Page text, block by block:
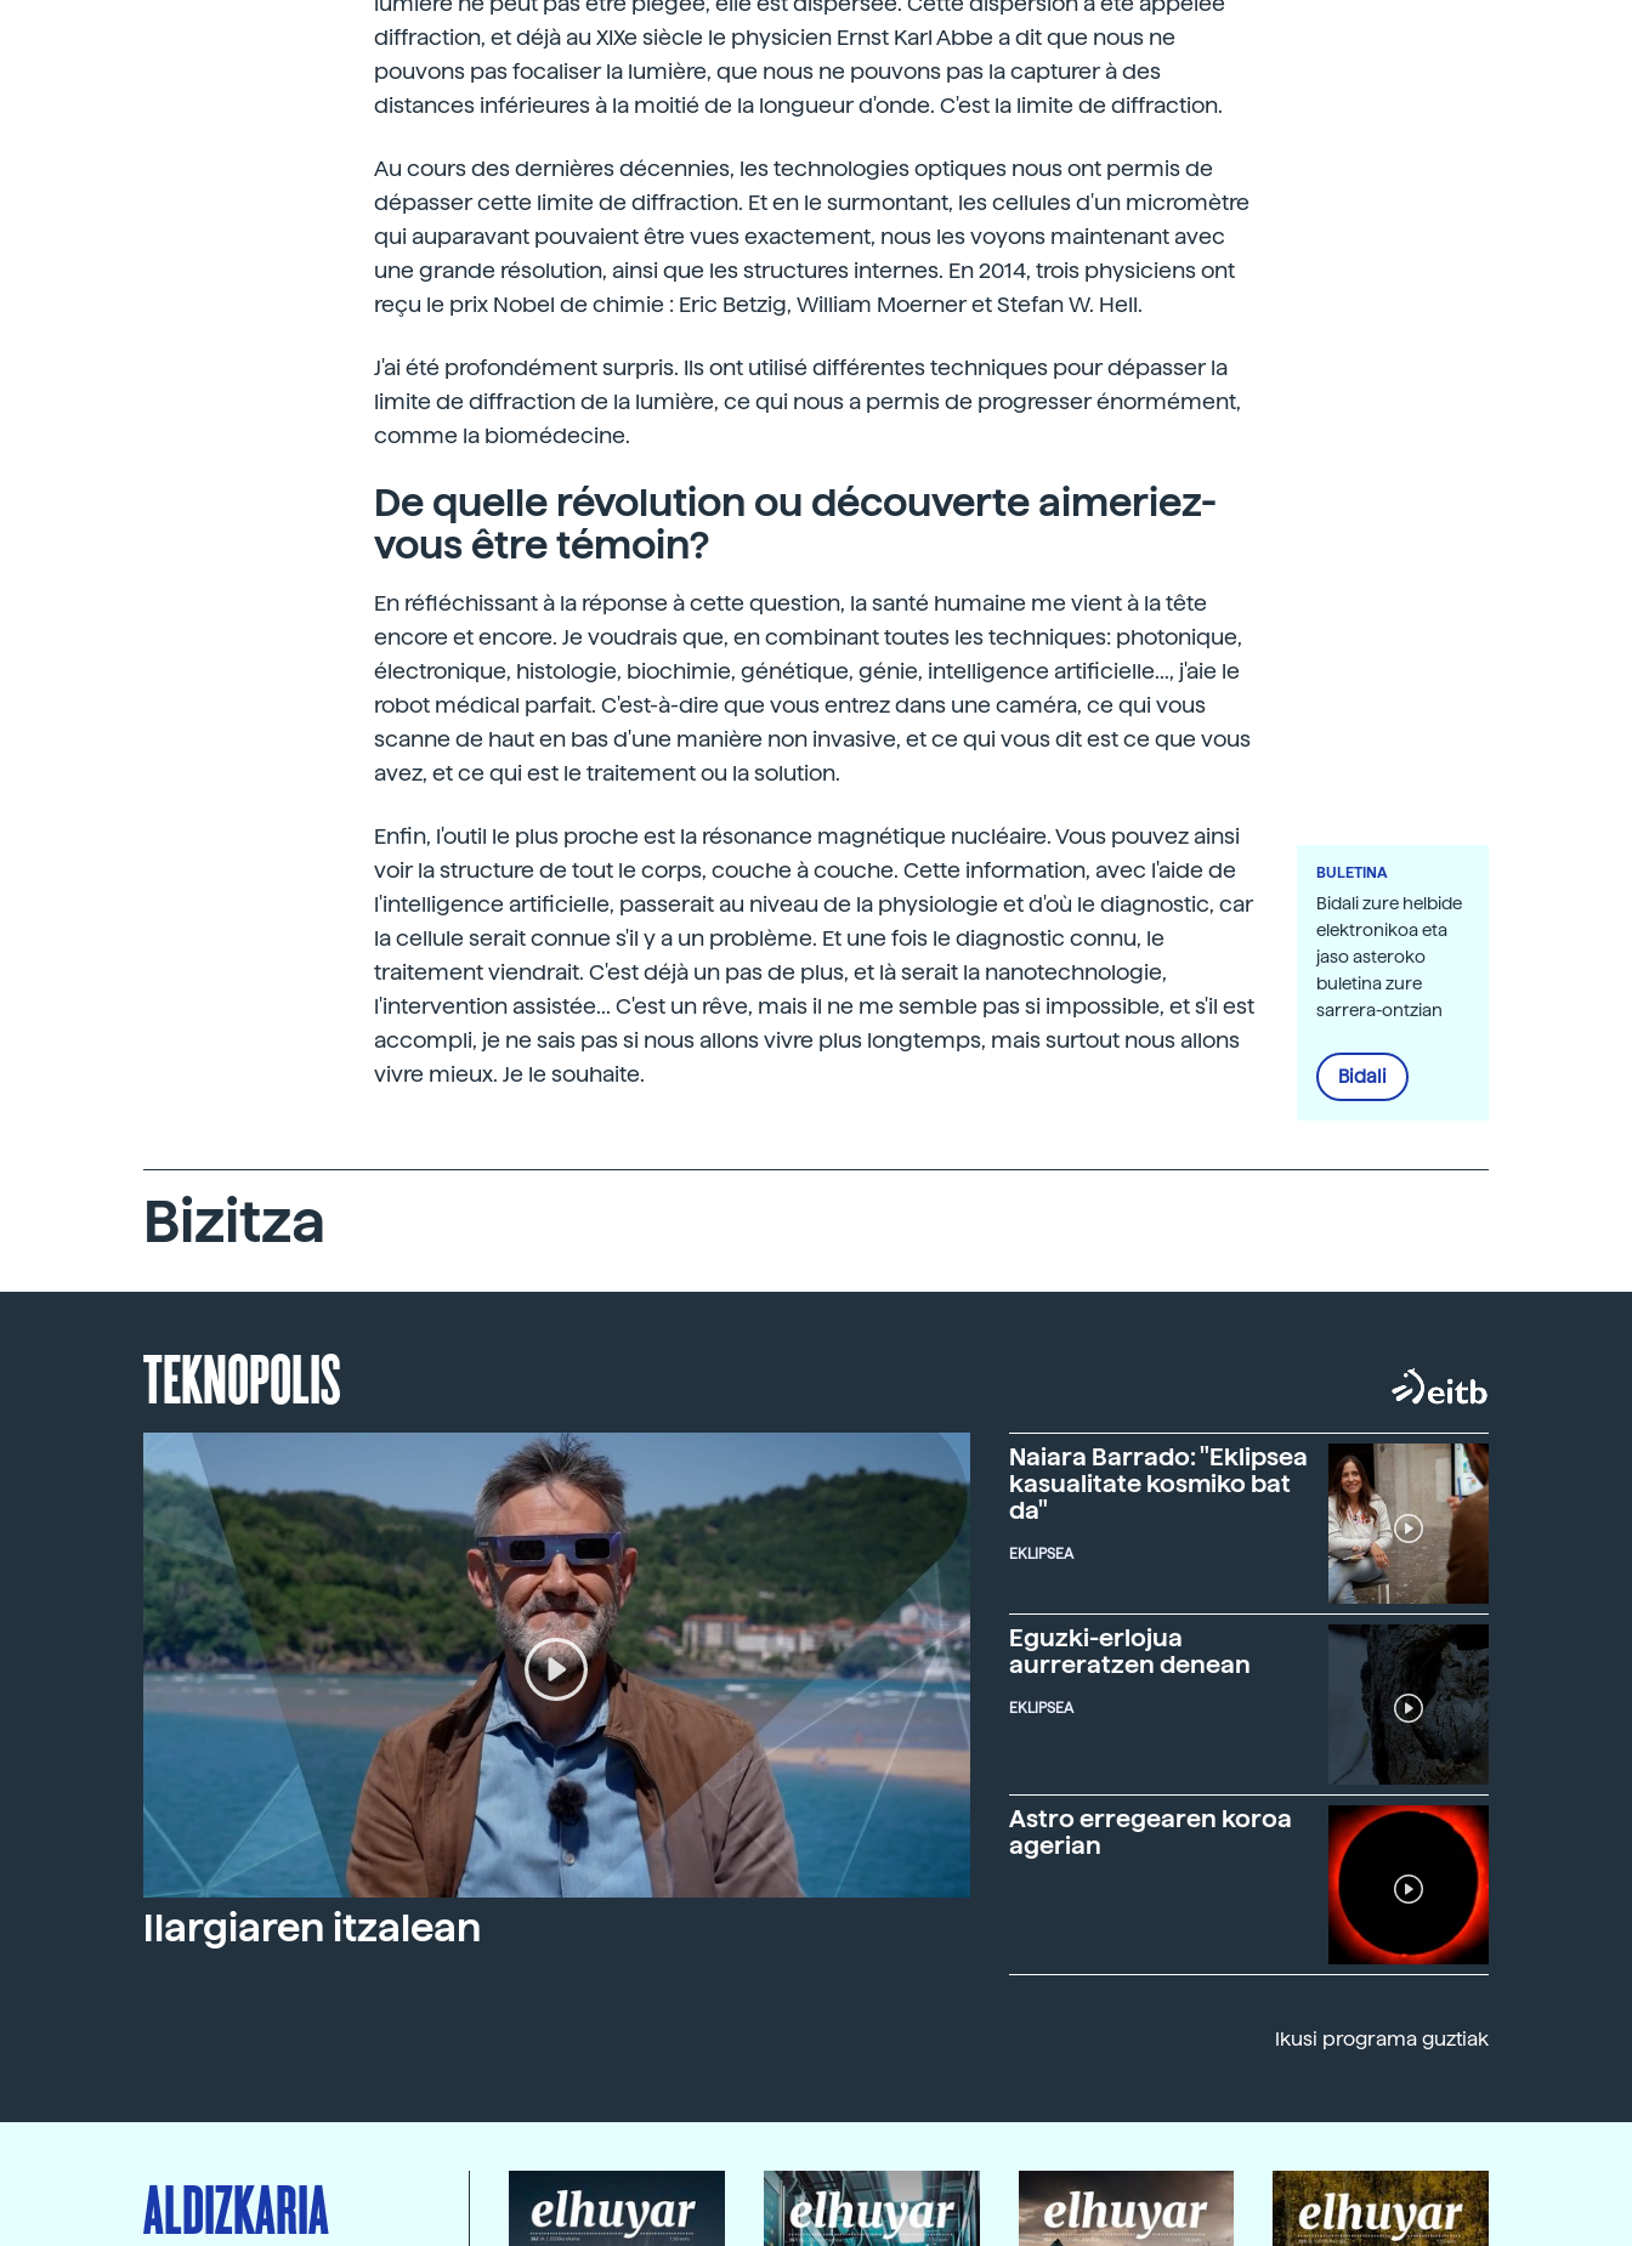
diffraction, et déjà au XIXe siècle le physicien Ernst Karl Abbe a dit que nous ne
pouvons pas focaliser la lumière, que nous ne pouvons pas la capturer à des
distances inférieures à la moitié de la longueur d'onde. C'est la limite de diffraction.
Au cours des dernières décennies, les technologies optiques nous ont permis de
dépasser cette limite de diffraction. Et en le surmontant, les cellules d'un micromètre
qui auparavant pouvaient être vues exactement, nous les voyons maintenant avec
une grande résolution, ainsi que les structures internes. En 2014, trois physiciens ont
reçu le prix Nobel de chimie : Eric Betzig, William Moerner et Stefan W. Hell.
J'ai été profondément surpris. Ils ont utilisé différentes techniques pour dépasser la
limite de diffraction de la lumière, ce qui nous a permis de progresser énormément,
comme la biomédecine.
De quelle révolution ou découverte aimeriez-
vous être témoin?
En réfléchissant à la réponse à cette question, la santé humaine me vient à la tête
encore et encore. Je voudrais que, en combinant toutes les techniques: photonique,
électronique, histologie, biochimie, génétique, génie, intelligence artificielle..., j'aie le
robot médical parfait. C'est-à-dire que vous entrez dans une caméra, ce qui vous
scanne de haut en bas d'une manière non invasive, et ce qui vous dit est ce que vous
avez, et ce qui est le traitement ou la solution.
Enfin, l'outil le plus proche est la résonance magnétique nucléaire. Vous pouvez ainsi
voir la structure de tout le corps, couche à couche. Cette information, avec l'aide de
l'intelligence artificielle, passerait au niveau de la physiologie et d'où le diagnostic, car
la cellule serait connue s'il y a un problème. Et une fois le diagnostic connu, le
traitement viendrait. C'est déjà un pas de plus, et là serait la nanotechnologie,
l'intervention assistée... C'est un rêve, mais il ne me semble pas si impossible, et s'il est
accompli, je ne sais pas si nous allons vivre plus longtemps, mais surtout nous allons
vivre mieux. Je le souhaite.
BULETINA
Bidali zure helbide
elektronikoa eta
jaso asteroko
buletina zure
sarrera-ontzian
Bidali
Bizitza
TEKNOPOLIS
Ilargiaren itzalean
Naiara Barrado: "Eklipsea
kasualitate kosmiko bat
da"
EKLIPSEA
Eguzki-erlojua
aurreratzen denean
EKLIPSEA
Astro erregearen koroa
agerian
Ikusi programa guztiak
ALDIZKARIA